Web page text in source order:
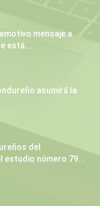
mensaje a
está...
asumirá la
del
estudio número 79...